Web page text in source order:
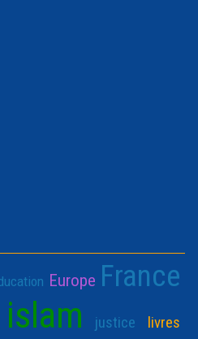
Europe France
islam justice livres